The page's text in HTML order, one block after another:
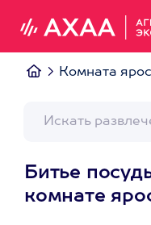
Комната
Битье
комнате